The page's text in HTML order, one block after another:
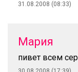
31.08.2008 (08:33)
Мария
пивет всем